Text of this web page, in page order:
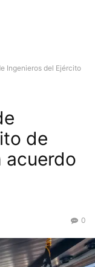
Ingenieros del Ejército
de
acuerdo
0